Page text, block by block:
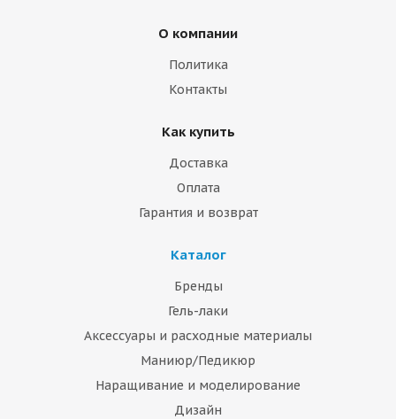
О компании
Политика
Контакты
Как купить
Доставка
Оплата
Гарантия и возврат
Каталог
Бренды
Гель-лаки
Аксессуары и расходные материалы
Маниюр/Педикюр
Наращивание и моделирование
Дизайн